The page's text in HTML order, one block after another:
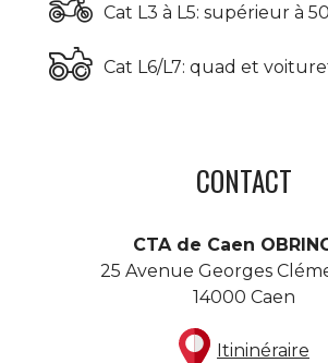
Cat L3 à L5: supérieur à
Cat L6/L7: quad et
CONTACT
CTA de Caen
25 Avenue Georges
14000 Caen
Itininéraire